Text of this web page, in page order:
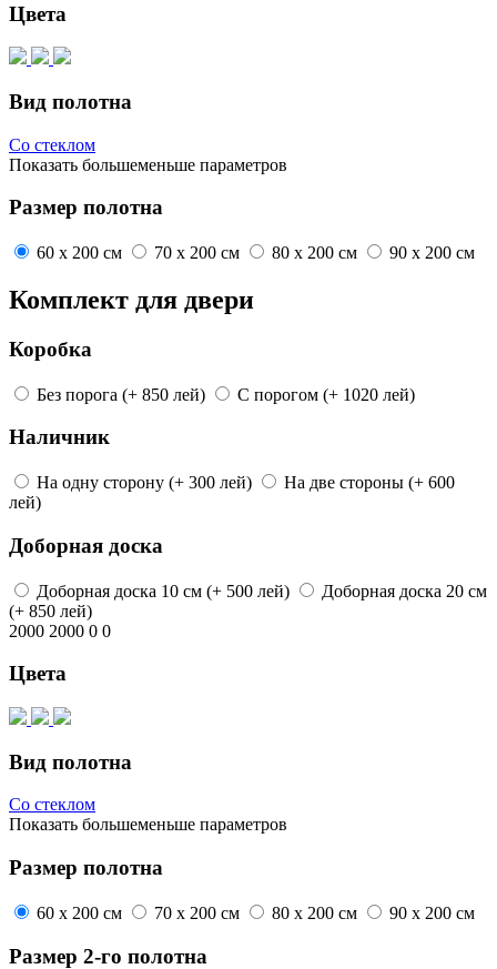
Цвета
Вид полотна
Со стеклом
Показать большеменьше параметров
Размер полотна
60 x 200 см 70 x 200 см 80 x 200 см 90 x 200 см
Комплект для двери
Коробка
Без порога (+ 850 лей) С порогом (+ 1020 лей)
Наличник
На одну сторону (+ 300 лей) На две стороны (+ 600
лей)
Доборная доска
Доборная доска 10 см (+ 500 лей) Доборная доска 20 см
(+ 850 лей)
2000 2000 0 0
Цвета
Вид полотна
Со стеклом
Показать большеменьше параметров
Размер полотна
60 x 200 см 70 x 200 см 80 x 200 см 90 x 200 см
Размер 2-го полотна